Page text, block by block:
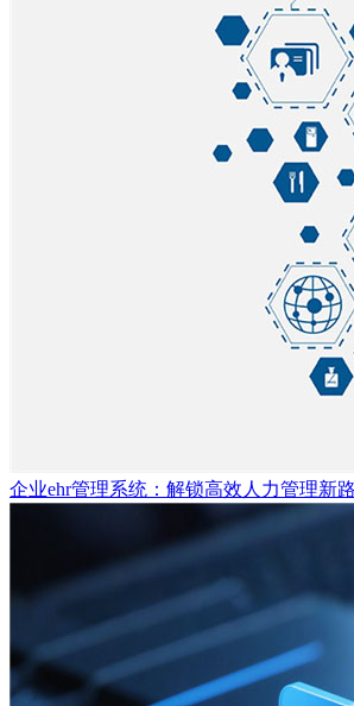
企业ehr管理系统：解锁高效人力管理新